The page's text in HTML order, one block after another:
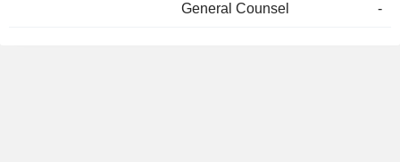
General Counsel -